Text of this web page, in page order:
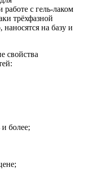
с гель-лаком
трёхфазной
на базу и
свойства
более;